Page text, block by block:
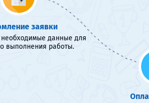
заявки
необходимые данные для
выполнения работы.